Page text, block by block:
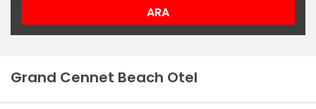
ARA
Grand Cennet Beach Otel